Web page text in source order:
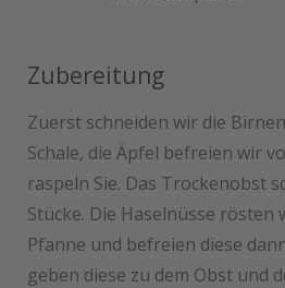
Zubereitung
Zuerst schneiden wir die
Schale, die Äpfel befreien wir
raspeln Sie. Das Trockenobst
Stücke. Die Haselnüsse
Pfanne und befreien diese
geben diese zu dem Obst und